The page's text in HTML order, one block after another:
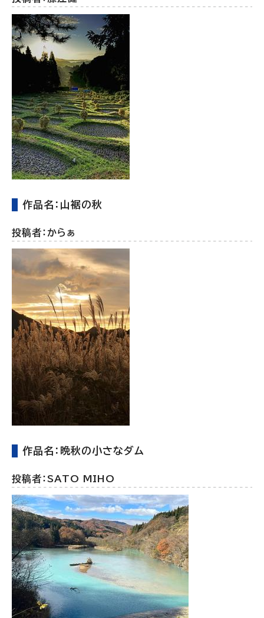
作品名：山裾の秋
投稿者：からぁ
作品名：晩秋の小さなダム
投稿者：SATO MIHO